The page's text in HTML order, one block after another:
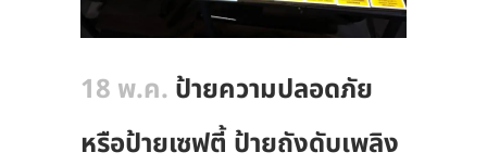
18 พ.ค. ป้ายความปลอดภัย
หรือป้ายเซฟตี้ ป้ายถังดับเพลิง